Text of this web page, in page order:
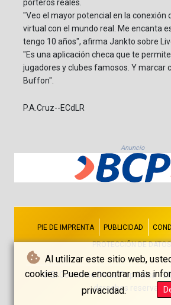
Al utilizar este sitio web,
cookies. Puede encontrar más
privacidad.
porteros reales.
"Veo el mayor potencial en la conexión
virtual con el mundo real. Me encanta
tengo 10 años", afirma Jankto sobre
"Es una aplicación checa que te
jugadores y clubes famosos. Y marcar
Buffon".
P.A.Cruz--ECdLR
Anuncio
PIE DE IMPRENTA PUBLICIDAD
PROTECCIÓN DE DATOS
© El Comercio De La República -
derechos